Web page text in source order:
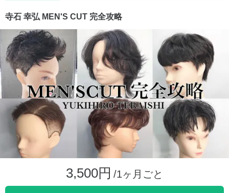
寺石 幸弘 MEN'S CUT 完全攻略
3,500円 /1ヶ月ごと